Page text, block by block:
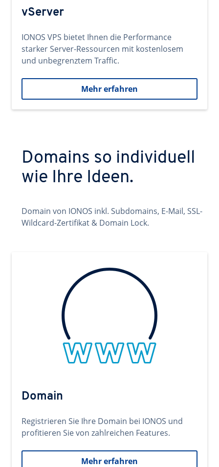
vServer
IONOS VPS bietet Ihnen die Performance
starker Server-Ressourcen mit kostenlosem
und unbegrenztem Traffic.
Mehr erfahren
Domains so individuell
wie Ihre Ideen.
Domain von IONOS inkl. Subdomains, E-Mail, SSL-
Wildcard-Zertifikat & Domain Lock.
Domain
Registrieren Sie Ihre Domain bei IONOS und
profitieren Sie von zahlreichen Features.
Mehr erfahren